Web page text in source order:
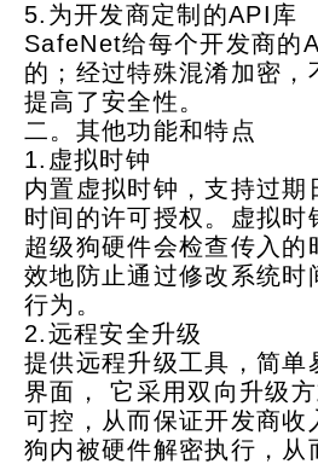
5.为开发商定制的API库
SafeNet给每个开发商的
的；经过特殊混淆加密
提高了安全性。
二。其他功能和特点
1.虚拟时钟
内置虚拟时钟，支持过
时间的许可授权。虚拟
超级狗硬件会检查传入
效地防止通过修改系统
行为。
2.远程安全升级
提供远程升级工具，简
界面， 它采用双向升级
可控，从而保证开发商
狗内被硬件解密执行，